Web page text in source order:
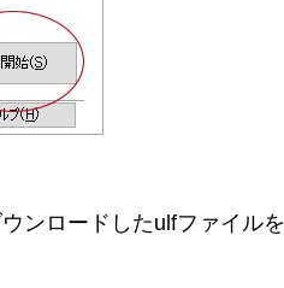
ンロードしたulfファイルを